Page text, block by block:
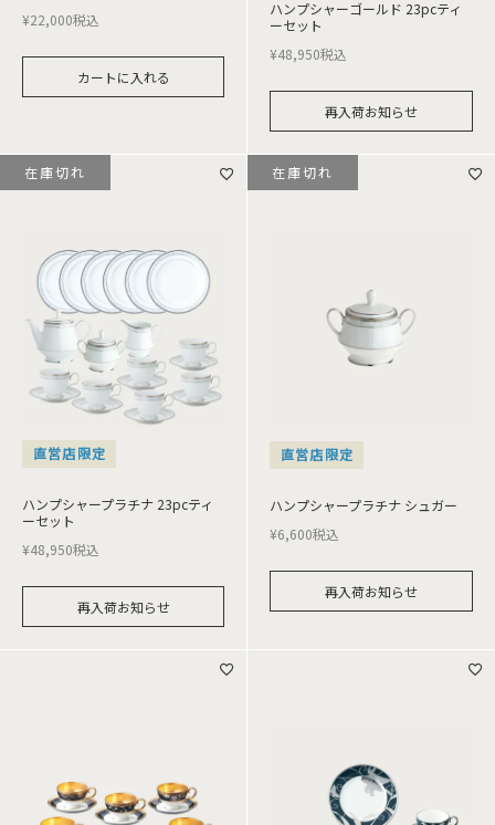
¥22,000税込
カートに入れる
ハンプシャーゴールド 23pcティ
ーセット
¥48,950税込
再入荷お知らせ
直営店限定
ハンプシャープラチナ 23pcティ
ーセット
¥48,950税込
再入荷お知らせ
在庫切れ
直営店限定
ハンプシャープラチナ シュガー
¥6,600税込
再入荷お知らせ
在庫切れ